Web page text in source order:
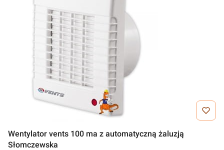
Wentylator vents 100 ma z automatyczną żaluzją
Słomczewska